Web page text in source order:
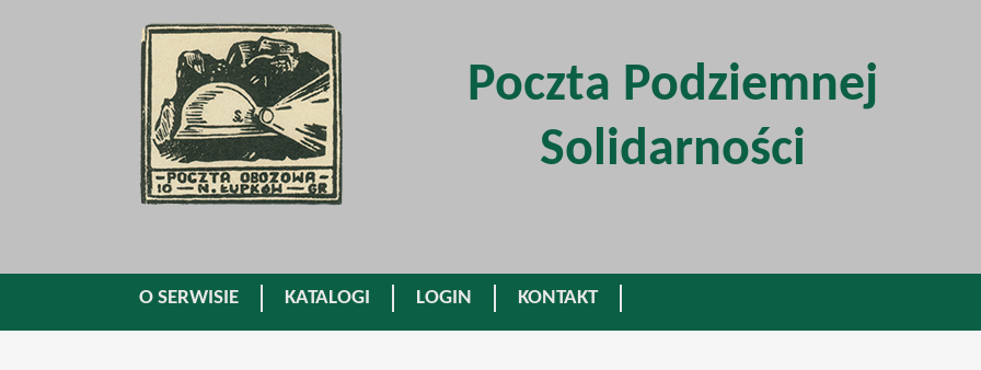
Poczta Podziemnej
Solidarności
O SERWISIE KATALOGI LOGIN KONTAKT